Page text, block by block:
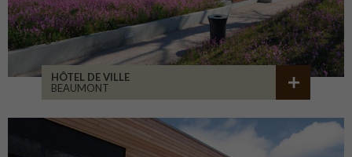
HÔTEL DE VILLE
BEAUMONT